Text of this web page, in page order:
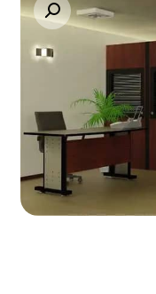
بزرگنمایی تصویر